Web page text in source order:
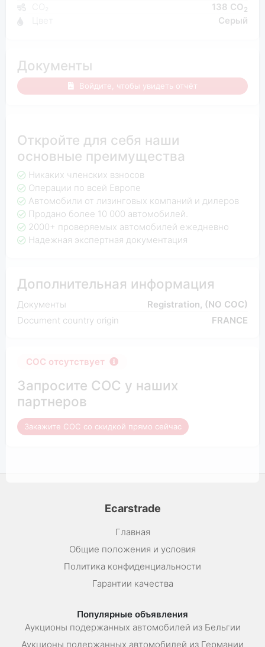
138 CO2
Серый
Документы
Войдите, чтобы увидеть отчёт
Откройте для себя наши
основные преимущества
Никаких членских взносов
Операции по всей Европе
Автомобили от лизинговых компаний и дилеров
Продано более 10 000 автомобилей.
2000+ проверяемых автомобилей ежедневно
Надежная экспертная документация
Дополнительная информация
Документы
Registration, (NO COC)
Document country origin
FRANCE
COC отсутствует
Запросите COC у наших
партнеров
Закажите COC со скидкой прямо сейчас
Ecarstrade
Главная
Общие положения и условия
Политика конфиденциальности
Гарантии качества
Популярные объявления
Аукционы подержанных автомобилей из Бельгии
Аукционы подержанных автомобилей из Германии